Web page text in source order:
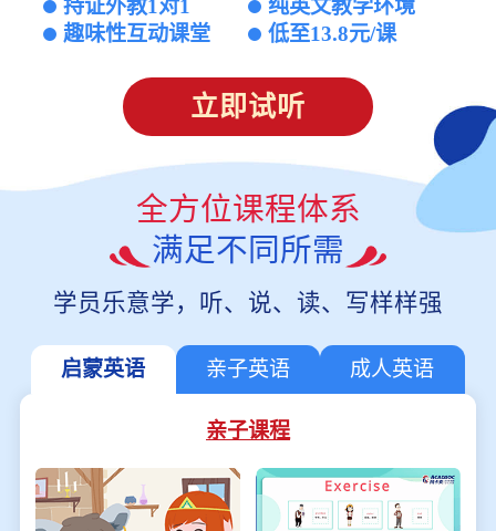
持证外教1对1
纯英文教学环境
趣味性互动课堂
低至13.8元/课
立即试听
全方位课程体系
满足不同所需
学员乐意学，听、说、读、写样样强
启蒙英语 亲子英语 成人英语
亲子课程